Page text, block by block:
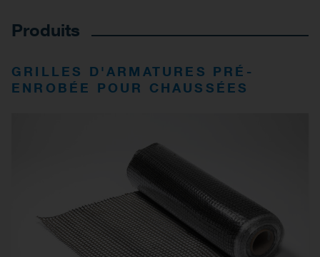
Produits
GRILLES D'ARMATURES PRÉ-
ENROBÉE POUR CHAUSSÉES